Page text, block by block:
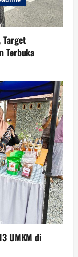
Target
Terbuka
UMKM di